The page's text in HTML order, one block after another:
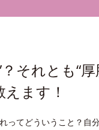
それとも“
ます！
ってどういうこと？自